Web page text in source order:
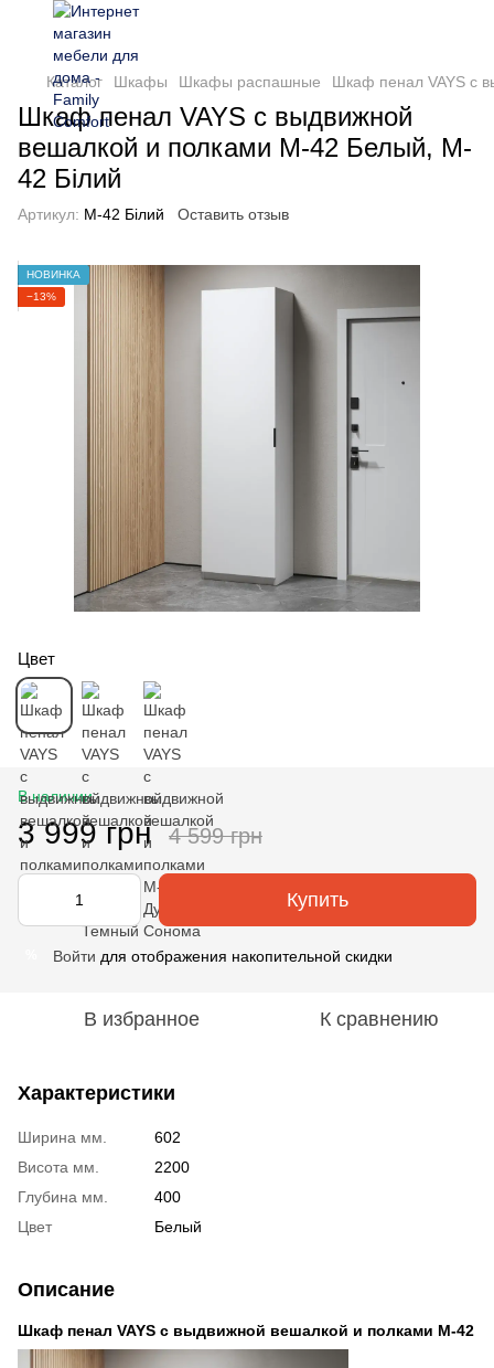
Каталог Шкафы Шкафы распашные Шкаф пенал VAYS с
Шкаф пенал VAYS с выдвижной
вешалкой и полками M-42 Белый, M-
42 Білий
Артикул: M-42 Білий Оставить отзыв
НОВИНКА
−13%
Цвет
В наличии
3 999 грн 4 599 грн
Купить
Войти для отображения накопительной скидки
В избранное К сравнению
Характеристики
Ширина мм.
602
Висота мм.
2200
Глубина мм.
400
Цвет
Белый
Описание
Шкаф пенал VAYS с выдвижной вешалкой и полками M-42